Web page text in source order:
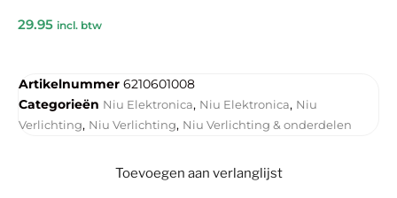
29.95 incl. btw
Artikelnummer 6210601008
Categorieën Niu Elektronica, Niu Elektronica, Niu
Verlichting, Niu Verlichting, Niu Verlichting & onderdelen
Toevoegen aan verlanglijst